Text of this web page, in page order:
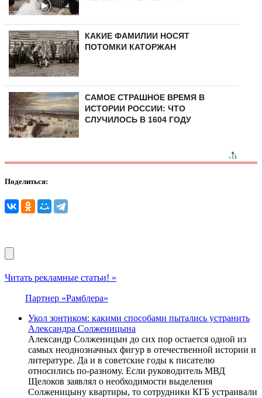
КАКИЕ ФАМИЛИИ НОСЯТ
ПОТОМКИ КАТОРЖАН
САМОЕ СТРАШНОЕ ВРЕМЯ В
ИСТОРИИ РОССИИ: ЧТО
СЛУЧИЛОСЬ В 1604 ГОДУ
Поделиться:
Читать рекламные статьи! »
Партнер «Рамблера»
Укол зонтиком: какими способами пытались устранить
Александра Солженицына
Александр Солженицын до сих пор остается одной из
самых неоднозначных фигур в отечественной истории и
литературе. Да и в советские годы к писателю
относились по-разному. Если руководитель МВД
Щелоков заявлял о необходимости выделения
Солженицыну квартиры, то сотрудники КГБ устраивали